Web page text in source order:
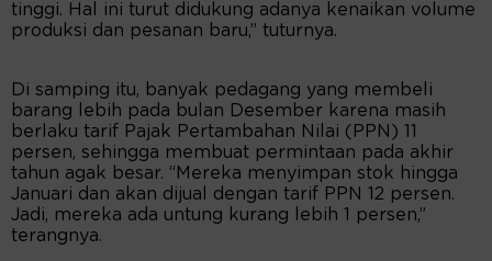
tinggi. Hal ini turut didukung adanya kenaikan volume
produksi dan pesanan baru,” tuturnya.
Di samping itu, banyak pedagang yang membeli
barang lebih pada bulan Desember karena masih
berlaku tarif Pajak Pertambahan Nilai (PPN) 11
persen, sehingga membuat permintaan pada akhir
tahun agak besar. “Mereka menyimpan stok hingga
Januari dan akan dijual dengan tarif PPN 12 persen.
Jadi, mereka ada untung kurang lebih 1 persen,”
terangnya.